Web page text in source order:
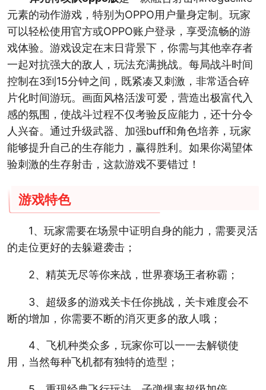
元素的动作游戏，特别为OPPO用户量身定制。玩家
可以轻松使用官方或OPPO账户登录，享受流畅的游
戏体验。游戏设定在末日背景下，你需与其他幸存者
一起对抗强大的敌人，玩法充满挑战。每局战斗时间
控制在3到15分钟之间，既紧凑又刺激，非常适合碎
片化时间游玩。画面风格活泼可爱，营造出极富代入
感的氛围，使战斗过程不仅考验反应能力，还十分令
人兴奋。通过升级武器、加强buff和角色培养，玩家
能够提升自己的生存能力，赢得胜利。如果你渴望体
验刺激的生存射击，这款游戏不要错过！
游戏特色
1、玩家需要在场景中证明自身的能力，需要灵活
的走位更好的去躲避袭击；
2、精英无尽等你来战，世界赛场王者称霸；
3、超级多的游戏关卡任你挑战，关卡难度会不
断的增加，你需要不断的消灭更多的敌人哦；
4、飞机种类众多，玩家你可以一一去解锁使
用，当然每种飞机都有独特的造型；